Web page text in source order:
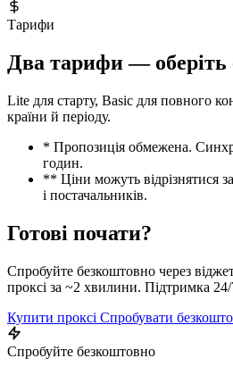
Тарифи
Два тарифи — оберіть
Lite для старту, Basic для повного
країни й періоду.
* Пропозиція обмежена.
годин.
** Ціни можуть відрізнятися
і постачальників.
Готові почати?
Спробуйте безкоштовно через
проксі за ~2 хвилини. Підтримка 24/
Купити проксі Спробувати
Спробуйте безкоштовно